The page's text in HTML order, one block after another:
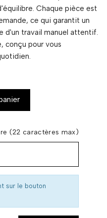
Chaque pièce est
ce qui garantit un
d'un travail manuel attentif.
conçu pour vous
(22 caractères max)
sur le bouton